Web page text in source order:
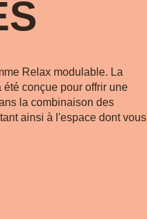
Relax modulable. La
conçue pour offrir une
la combinaison des
ainsi à l'espace dont vous